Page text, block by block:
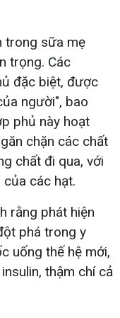
trong sữa mẹ
trọng. Các
đặc biệt, được
người", bao
phủ này hoạt
chặn các chất
chất đi qua, với
các hạt.
rằng phát hiện
phá trong y
uống thế hệ mới,
thậm chí cả